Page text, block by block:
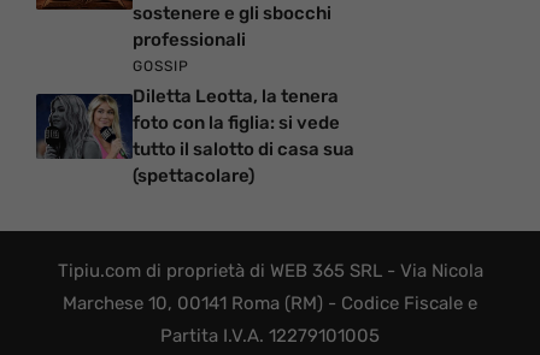
sostenere e gli sbocchi
professionali
GOSSIP
Diletta Leotta, la tenera
foto con la figlia: si vede
tutto il salotto di casa sua
(spettacolare)
Tipiu.com di proprietà di WEB 365 SRL - Via Nicola
Marchese 10, 00141 Roma (RM) - Codice Fiscale e
Partita I.V.A. 12279101005